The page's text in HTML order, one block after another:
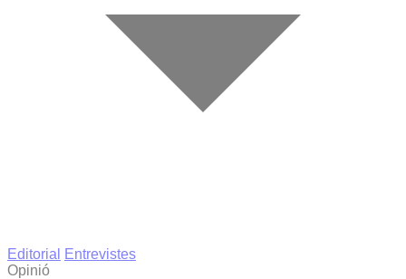
Editorial
Entrevistes
Opinió